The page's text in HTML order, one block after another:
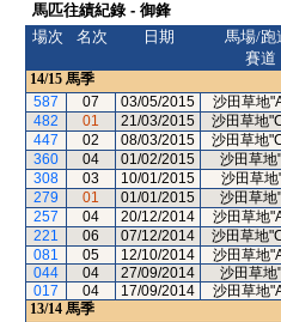
馬匹往績紀錄 - 御鋒
場次
名次 日期
馬場/跑
賽道
14/15 馬季
587
07 03/05/2015 沙田草地
482
01 21/03/2015 沙田草地
447
02 08/03/2015 沙田草地
360
04 01/02/2015 沙田草地
308
03 10/01/2015 沙田草地
279
01 01/01/2015 沙田草地
257
04 20/12/2014 沙田草地
221
06 07/12/2014 沙田草地
081
05 12/10/2014 沙田草地
044
04 27/09/2014 沙田草地
017
04 17/09/2014 沙田草地
13/14 馬季